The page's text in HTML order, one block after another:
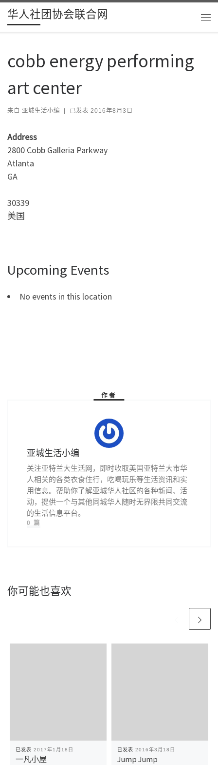
Skip to content
华人社团协会联合网
cobb energy performing
art center
来自 亚城生活小编 已发表 2016年8月3日
Address
2800 Cobb Galleria Parkway
Atlanta
GA
30339
美国
Upcoming Events
No events in this location
作者
亚城生活小编
关注亚特兰大生活网，即时收取美国亚特兰大市华
人相关的各类衣食住行，吃喝玩乐等生活资讯和实
用信息。帮助你了解亚城华人社区的各种新闻、活
动，提供一个与其他同城华人随时无界限共同交流
的生活信息平台。
0 篇
你可能也喜欢
已发表 2017年1月18日
一凡小屋
已发表 2016年3月18日
Jump Jump